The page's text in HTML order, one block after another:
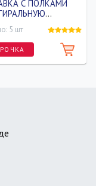
С ПОЛКАМИ
24*68*150
5 шт